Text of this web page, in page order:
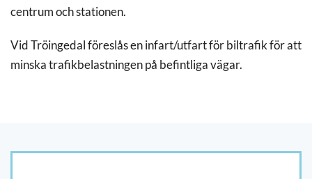
centrum och stationen.
Vid Tröingedal föreslås en infart/utfart för biltrafik för att
minska trafikbelastningen på befintliga vägar.